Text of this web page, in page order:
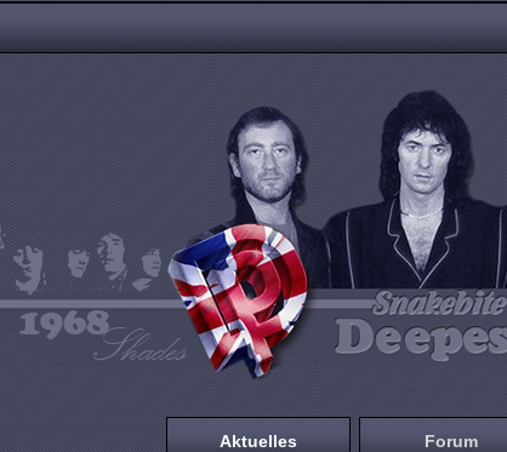
Aktuelles Forum